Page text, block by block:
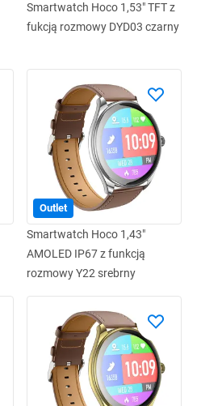
Smartwatch Hoco 1,53" TFT z
fukcją rozmowy DYD03 czarny
Outlet
Smartwatch Hoco 1,43"
AMOLED IP67 z funkcją
rozmowy Y22 srebrny